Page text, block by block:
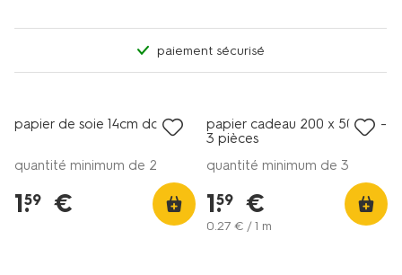
paiement sécurisé
papier de soie 14cm doré
quantité minimum de 2
1.
59 €
papier cadeau 200 x 50 cm -
3 pièces
quantité minimum de 3
1.
59 €
0.27 € / 1 m